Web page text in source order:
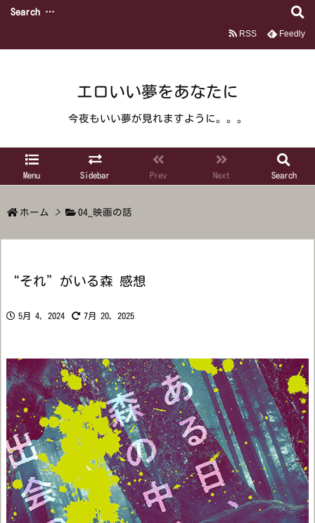
エロいい夢をあなたに
今夜もいい夢が見れますように。。。
Menu Sidebar Prev Next Search
RSS Feedly
ホーム > 04_映画の話
“それ”がいる森 感想
5月 4, 2024 7月 20, 2025